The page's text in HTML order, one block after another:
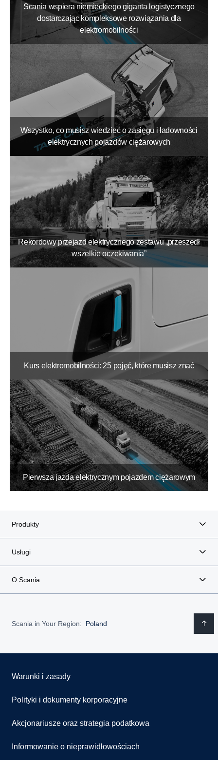
Scania wspiera niemieckiego giganta logistycznego
dostarczając kompleksowe rozwiązania dla
elektromobilności
Wszystko, co musisz wiedzieć o zasięgu i ładowności
elektrycznych pojazdów ciężarowych
Rekordowy przejazd elektrycznego zestawu „przeszedł
wszelkie oczekiwania”
Kurs elektromobilności: 25 pojęć, które musisz znać
Pierwsza jazda elektrycznym pojazdem ciężarowym
Produkty
Usługi
O Scania
Scania in Your Region: Poland
Warunki i zasady
Polityki i dokumenty korporacyjne
Akcjonariusze oraz strategia podatkowa
Informowanie o nieprawidłowościach